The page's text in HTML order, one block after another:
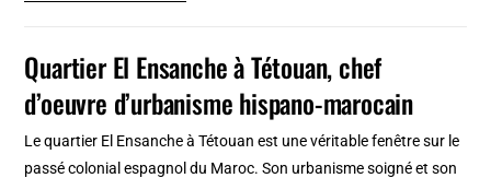
et
la
Quartier El Ensanche à Tétouan, chef
d’oeuvre d’urbanisme hispano-marocain
Le quartier El Ensanche à Tétouan est une véritable fenêtre sur le
passé colonial espagnol du Maroc. Son urbanisme soigné et son